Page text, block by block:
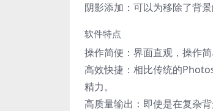
阴影添加：可以为移除了背
软件特点
操作简便：界面直观，操作
高效快捷：相比传统的
精力。
高质量输出：即使是在复杂